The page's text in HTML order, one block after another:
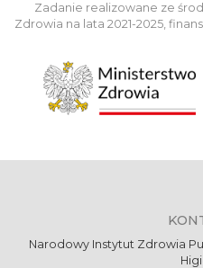
Zadanie realizowane ze
Zdrowia na lata 2021-2025,
Narodowy Instytut Zdrowia